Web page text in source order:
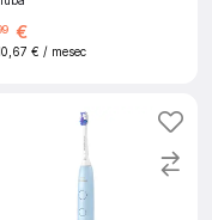
€
€ / mesec